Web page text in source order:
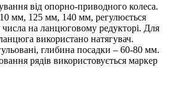
від опорно-приводного колеса.
мм, 125 мм, 140 мм, регулюється
на ланцюговому редукторі. Для
використано натягувач.
глибина посадки – 60-80 мм.
рядів використовується маркер